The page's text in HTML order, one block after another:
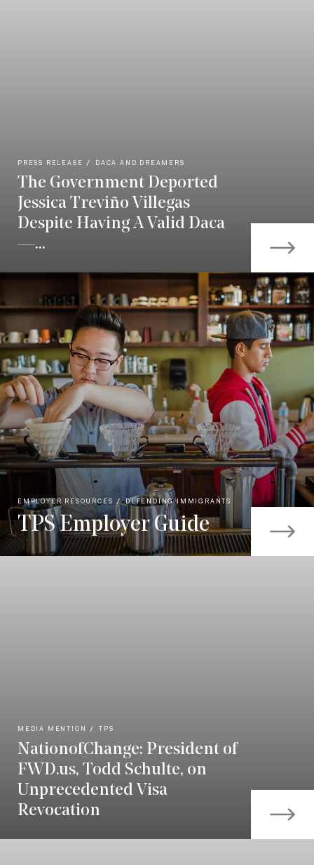
PRESS RELEASE DACA AND DREAMERS
The Government Deported
Jessica Treviño Villegas
Despite Having A Valid Daca
—...
EMPLOYER RESOURCES DEFENDING IMMIGRANTS
TPS Employer Guide
MEDIA MENTION TPS
NationofChange: President of
FWD.us, Todd Schulte, on
Unprecedented Visa
Revocation